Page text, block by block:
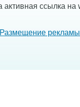
активная ссылка на
Размещение рекламы